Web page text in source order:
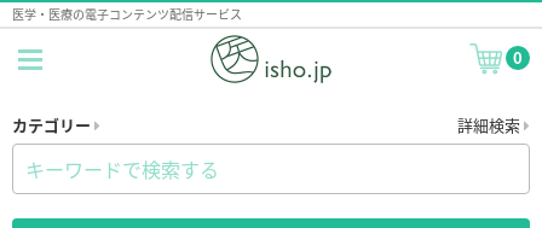
医学・医療の電子コンテンツ配信サービス
0
カテゴリー 詳細検索